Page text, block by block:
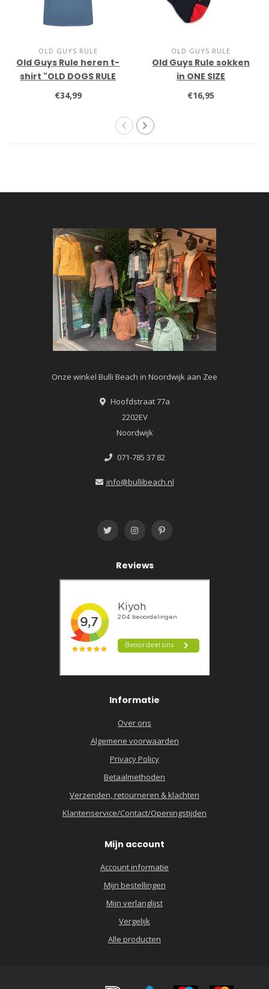
OLD GUYS RULE
Old Guys Rule heren t-
shirt "OLD DOGS RULE
III"
€34,99
OLD GUYS RULE
Old Guys Rule sokken
in ONE SIZE
€16,95
Onze winkel Bulli Beach in Noordwijk aan Zee
Hoofdstraat 77a
2202EV
Noordwijk
071-785 37 82
info@bullibeach.nl
Reviews
Informatie
Over ons
Algemene voorwaarden
Privacy Policy
Betaalmethoden
Verzenden, retourneren & klachten
Klantenservice/Contact/Openingstijden
Mijn account
Account informatie
Mijn bestellingen
Mijn verlanglijst
Vergelijk
Alle producten